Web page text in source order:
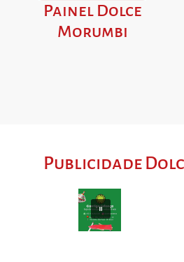
Painel Dolce
Morumbi
Publicidade